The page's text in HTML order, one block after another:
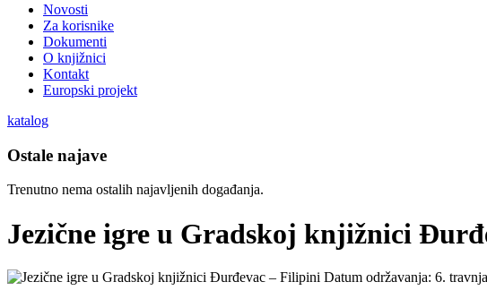
Novosti
Za korisnike
Dokumenti
O knjižnici
Kontakt
Europski projekt
katalog
Ostale najave
Trenutno nema ostalih najavljenih događanja.
Jezične igre u Gradskoj knjižnici
Datum održavanja: 6.